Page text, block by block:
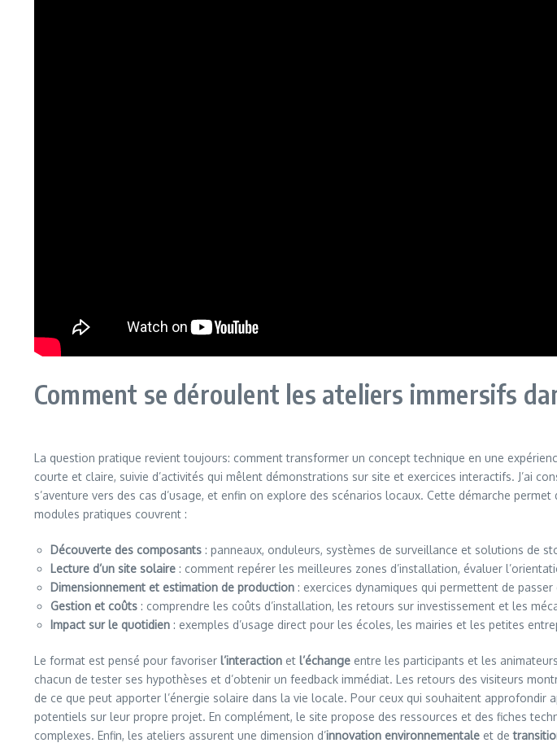
Comment se déroulent les ateliers immersifs
La question pratique revient toujours: comment transformer un concept technique en une
courte et claire, suivie d’activités qui mêlent démonstrations sur site et exercices interactifs. J’ai
s’aventure vers des cas d’usage, et enfin on explore des scénarios locaux. Cette démarche
modules pratiques couvrent :
Découverte des composants : panneaux, onduleurs, systèmes de surveillance et solutions de
Lecture d’un site solaire : comment repérer les meilleures zones d’installation, évaluer
Dimensionnement et estimation de production : exercices dynamiques qui permettent de
Gestion et coûts : comprendre les coûts d’installation, les retours sur investissement et les
Impact sur le quotidien : exemples d’usage direct pour les écoles, les mairies et les petites
Le format est pensé pour favoriser l’interaction et l’échange entre les participants et les
chacun de tester ses hypothèses et d’obtenir un feedback immédiat. Les retours des visiteurs
de ce que peut apporter l’énergie solaire dans la vie locale. Pour ceux qui souhaitent
potentiels sur leur propre projet. En complément, le site propose des ressources et des fiches
complexes. Enfin, les ateliers assurent une dimension d’innovation environnementale et de